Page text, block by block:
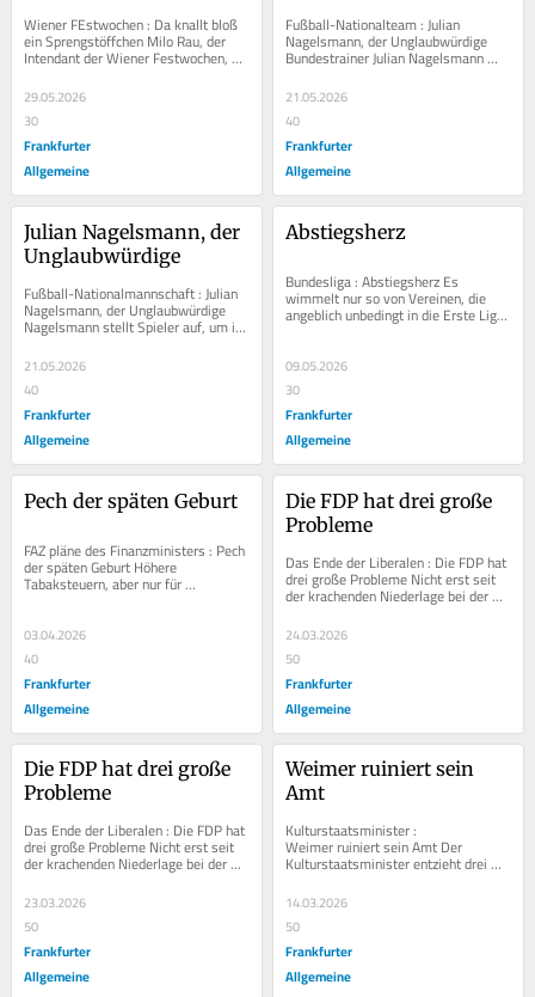
Wiener FEstwochen : Da knallt bloß
ein Sprengstöffchen Milo Rau, der
Intendant der Wiener Festwochen,
eingeladen....
29.05.2026
30
Frankfurter
Allgemeine
Fußball-Nationalteam : Julian
Nagelsmann, der Unglaubwürdige
Bundestrainer Julian Nagelsmann
stellt Spieler auf, um ihr
Selbstvertrauen zu stärken...
21.05.2026
40
Frankfurter
Allgemeine
Julian Nagelsmann, der
Unglaubwürdige
Fußball-Nationalmannschaft : Julian
Nagelsmann, der Unglaubwürdige
Nagelsmann stellt Spieler auf, um ihr
Selbstvertrauen zu stärken – und...
21.05.2026
40
Frankfurter
Allgemeine
Abstiegsherz
Bundesliga : Abstiegsherz Es
wimmelt nur so von Vereinen, die
angeblich unbedingt in die Erste Liga
gehören. Zuletzt wurde sogar
09.05.2026
30
Frankfurter
Allgemeine
Pech der späten Geburt
FAZ pläne des Finanzministers : Pech
der späten Geburt Höhere
Tabaksteuern, aber nur für
Neuraucher: Klingbeils Ideen zum
03.04.2026
40
Frankfurter
Allgemeine
Die FDP hat drei große
Probleme
Das Ende der Liberalen : Die FDP hat
drei große Probleme Nicht erst seit
der krachenden Niederlage bei der
Landtagswahl in Rheinland-Pfalz
scheint...
24.03.2026
50
Frankfurter
Allgemeine
Die FDP hat drei große
Probleme
Das Ende der Liberalen : Die FDP hat
drei große Probleme Nicht erst seit
der krachenden Niederlage bei der
Landtagswahl in Rheinland-Pfalz
scheint...
23.03.2026
50
Frankfurter
Allgemeine
Weimer ruiniert sein
Amt
Kulturstaatsminister :
Weimer ruiniert sein Amt Der
Kulturstaatsminister entzieht drei
mit Verweis auf nebulöse...
14.03.2026
50
Frankfurter
Allgemeine